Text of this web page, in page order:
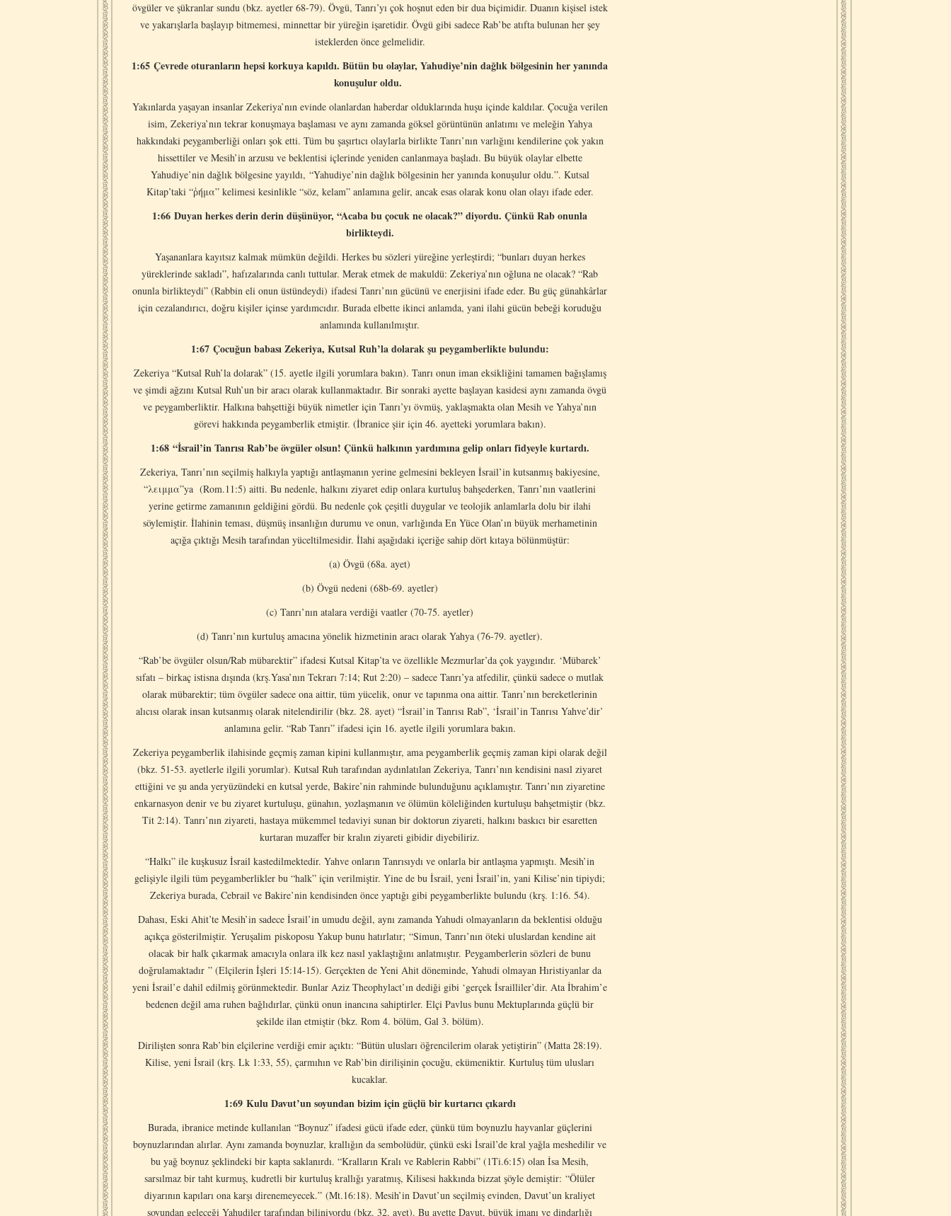
övgüler ve şükranlar sundu (bkz. ayetler 68-79). Övgü, Tanrı’yı çok hoşnut eden bir dua biçimidir. Duanın kişisel istek
ve yakarışlarla başlayıp bitmemesi, minnettar bir yüreğin işaretidir. Övgü gibi sadece Rab’be atıfta bulunan her şey
isteklerden önce gelmelidir.
1:65 Çevrede oturanların hepsi korkuya kapıldı. Bütün bu olaylar, Yahudiye’nin dağlık bölgesinin her yanında
konuşulur oldu.
Yakınlarda yaşayan insanlar Zekeriya’nın evinde olanlardan haberdar olduklarında huşu içinde kaldılar. Çocuğa verilen
isim, Zekeriya’nın tekrar konuşmaya başlaması ve aynı zamanda göksel görüntünün anlatımı ve meleğin Yahya
hakkındaki peygamberliği onları şok etti. Tüm bu şaşırtıcı olaylarla birlikte Tanrı’nın varlığını kendilerine çok yakın
hissettiler ve Mesih’in arzusu ve beklentisi içlerinde yeniden canlanmaya başladı. Bu büyük olaylar elbette
Yahudiye’nin dağlık bölgesine yayıldı, “Yahudiye’nin dağlık bölgesinin her yanında konuşulur oldu.”. Kutsal
Kitap’taki “ῥήμα” kelimesi kesinlikle “söz, kelam” anlamına gelir, ancak esas olarak konu olan olayı ifade eder.
1:66 Duyan herkes derin derin düşünüyor, “Acaba bu çocuk ne olacak?” diyordu. Çünkü Rab onunla
birlikteydi.
Yaşananlara kayıtsız kalmak mümkün değildi. Herkes bu sözleri yüreğine yerleştirdi; “bunları duyan herkes
yüreklerinde sakladı”, hafızalarında canlı tuttular. Merak etmek de makuldü: Zekeriya’nın oğluna ne olacak? “Rab
onunla birlikteydi” (Rabbin eli onun üstündeydi) ifadesi Tanrı’nın gücünü ve enerjisini ifade eder. Bu güç günahkârlar
için cezalandırıcı, doğru kişiler içinse yardımcıdır. Burada elbette ikinci anlamda, yani ilahi gücün bebeği koruduğu
anlamında kullanılmıştır.
1:67 Çocuğun babası Zekeriya, Kutsal Ruh’la dolarak şu peygamberlikte bulundu:
Zekeriya “Kutsal Ruh’la dolarak” (15. ayetle ilgili yorumlara bakın). Tanrı onun iman eksikliğini tamamen bağışlamış
ve şimdi ağzını Kutsal Ruh’un bir aracı olarak kullanmaktadır. Bir sonraki ayette başlayan kasidesi aynı zamanda övgü
ve peygamberliktir. Halkına bahşettiği büyük nimetler için Tanrı’yı övmüş, yaklaşmakta olan Mesih ve Yahya’nın
görevi hakkında peygamberlik etmiştir. (İbranice şiir için 46. ayetteki yorumlara bakın).
1:68 “İsrail’in Tanrısı Rab’be övgüler olsun! Çünkü halkının yardımına gelip onları fidyeyle kurtardı.
Zekeriya, Tanrı’nın seçilmiş halkıyla yaptığı antlaşmanın yerine gelmesini bekleyen İsrail’in kutsanmış bakiyesine,
“λειμμα”ya (Rom.11:5) aitti. Bu nedenle, halkını ziyaret edip onlara kurtuluş bahşederken, Tanrı’nın vaatlerini
yerine getirme zamanının geldiğini gördü. Bu nedenle çok çeşitli duygular ve teolojik anlamlarla dolu bir ilahi
söylemiştir. İlahinin teması, düşmüş insanlığın durumu ve onun, varlığında En Yüce Olan’ın büyük merhametinin
açığa çıktığı Mesih tarafından yüceltilmesidir. İlahi aşağıdaki içeriğe sahip dört kıtaya bölünmüştür:
(a) Övgü (68a. ayet)
(b) Övgü nedeni (68b-69. ayetler)
(c) Tanrı’nın atalara verdiği vaatler (70-75. ayetler)
(d) Tanrı’nın kurtuluş amacına yönelik hizmetinin aracı olarak Yahya (76-79. ayetler).
“Rab’be övgüler olsun/Rab mübarektir” ifadesi Kutsal Kitap’ta ve özellikle Mezmurlar’da çok yaygındır. ‘Mübarek’
sıfatı – birkaç istisna dışında (krş.Yasa’nın Tekrarı 7:14; Rut 2:20) – sadece Tanrı’ya atfedilir, çünkü sadece o mutlak
olarak mübarektir; tüm övgüler sadece ona aittir, tüm yücelik, onur ve tapınma ona aittir. Tanrı’nın bereketlerinin
alıcısı olarak insan kutsanmış olarak nitelendirilir (bkz. 28. ayet) “İsrail’in Tanrısı Rab”, ‘İsrail’in Tanrısı Yahve’dir’
anlamına gelir. “Rab Tanrı” ifadesi için 16. ayetle ilgili yorumlara bakın.
Zekeriya peygamberlik ilahisinde geçmiş zaman kipini kullanmıştır, ama peygamberlik geçmiş zaman kipi olarak değil
(bkz. 51-53. ayetlerle ilgili yorumlar). Kutsal Ruh tarafından aydınlatılan Zekeriya, Tanrı’nın kendisini nasıl ziyaret
ettiğini ve şu anda yeryüzündeki en kutsal yerde, Bakire’nin rahminde bulunduğunu açıklamıştır. Tanrı’nın ziyaretine
enkarnasyon denir ve bu ziyaret kurtuluşu, günahın, yozlaşmanın ve ölümün köleliğinden kurtuluşu bahşetmiştir (bkz.
Tit 2:14). Tanrı’nın ziyareti, hastaya mükemmel tedaviyi sunan bir doktorun ziyareti, halkını baskıcı bir esaretten
kurtaran muzaffer bir kralın ziyareti gibidir diyebiliriz.
“Halkı” ile kuşkusuz İsrail kastedilmektedir. Yahve onların Tanrısıydı ve onlarla bir antlaşma yapmıştı. Mesih’in
gelişiyle ilgili tüm peygamberlikler bu “halk” için verilmiştir. Yine de bu İsrail, yeni İsrail’in, yani Kilise’nin tipiydi;
Zekeriya burada, Cebrail ve Bakire’nin kendisinden önce yaptığı gibi peygamberlikte bulundu (krş. 1:16. 54).
Dahası, Eski Ahit’te Mesih’in sadece İsrail’in umudu değil, aynı zamanda Yahudi olmayanların da beklentisi olduğu
açıkça gösterilmiştir. Yeruşalim piskoposu Yakup bunu hatırlatır; “Simun, Tanrı’nın öteki uluslardan kendine ait
olacak bir halk çıkarmak amacıyla onlara ilk kez nasıl yaklaştığını anlatmıştır. Peygamberlerin sözleri de bunu
doğrulamaktadır ” (Elçilerin İşleri 15:14-15). Gerçekten de Yeni Ahit döneminde, Yahudi olmayan Hıristiyanlar da
yeni İsrail’e dahil edilmiş görünmektedir. Bunlar Aziz Theophylact’ın dediği gibi ‘gerçek İsrailliler’dir. Ata İbrahim’e
bedenen değil ama ruhen bağlıdırlar, çünkü onun inancına sahiptirler. Elçi Pavlus bunu Mektuplarında güçlü bir
şekilde ilan etmiştir (bkz. Rom 4. bölüm, Gal 3. bölüm).
Dirilişten sonra Rab’bin elçilerine verdiği emir açıktı: “Bütün ulusları öğrencilerim olarak yetiştirin” (Matta 28:19).
Kilise, yeni İsrail (krş. Lk 1:33, 55), çarmıhın ve Rab’bin dirilişinin çocuğu, ekümeniktir. Kurtuluş tüm ulusları
kucaklar.
1:69 Kulu Davut’un soyundan bizim için güçlü bir kurtarıcı çıkardı
Burada, ibranice metinde kullanılan “Boynuz” ifadesi gücü ifade eder, çünkü tüm boynuzlu hayvanlar güçlerini
boynuzlarından alırlar. Aynı zamanda boynuzlar, krallığın da sembolüdür, çünkü eski İsrail’de kral yağla meshedilir ve
bu yağ boynuz şeklindeki bir kapta saklanırdı. “Kralların Kralı ve Rablerin Rabbi” (1Ti.6:15) olan İsa Mesih,
sarsılmaz bir taht kurmuş, kudretli bir kurtuluş krallığı yaratmış, Kilisesi hakkında bizzat şöyle demiştir: “Ölüler
diyarının kapıları ona karşı direnemeyecek.” (Mt.16:18). Mesih’in Davut’un seçilmiş evinden, Davut’un kraliyet
soyundan geleceği Yahudiler tarafından biliniyordu (bkz. 32. ayet). Bu ayette Davut, büyük imanı ve dindarlığı